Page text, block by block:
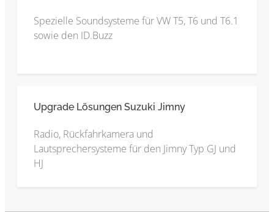
Spezielle Soundsysteme für VW T5, T6 und T6.1
sowie den ID.Buzz
Upgrade Lösungen Suzuki Jimny
Radio, Rückfahrkamera und
Lautsprechersysteme für den Jimny Typ GJ und
HJ